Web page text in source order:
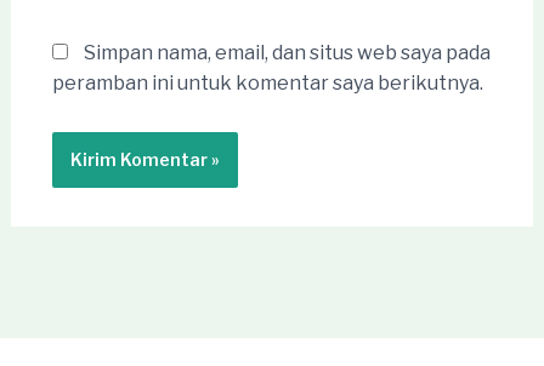
Simpan nama, email, dan situs web saya pada
peramban ini untuk komentar saya berikutnya.